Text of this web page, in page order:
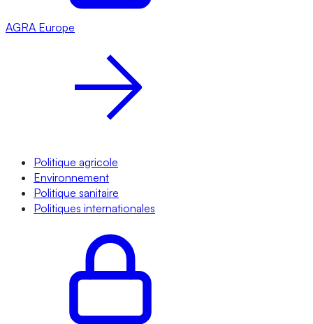
AGRA Europe
Politique agricole
Environnement
Politique sanitaire
Politiques internationales